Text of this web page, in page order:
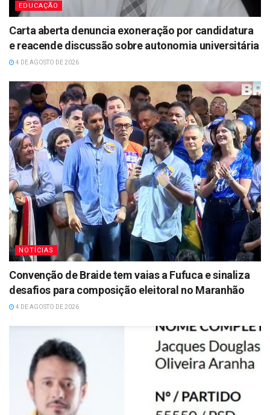
EDUCAÇÃO
Carta aberta denuncia exoneração por candidatura
e reacende discussão sobre autonomia universitária
4 DE AGOSTO DE 2026
NOTÍCIAS
Convenção de Braide tem vaias a Fufuca e sinaliza
desafios para composição eleitoral no Maranhão
4 DE AGOSTO DE 2026